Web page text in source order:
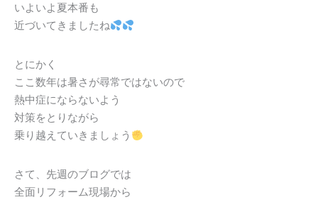
いよいよ夏本番も
近づいてきましたね
とにかく
ここ数年は暑さが尋常ではないので
熱中症にならないよう
対策をとりながら
乗り越えていきましょう
さて、先週のブログでは
全面リフォーム現場から